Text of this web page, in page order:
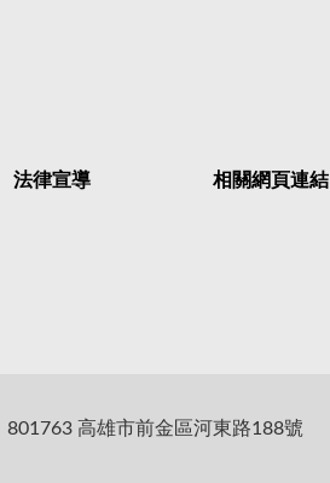
法律宣導 相關網頁連結
801763 高雄市前金區河東路188號